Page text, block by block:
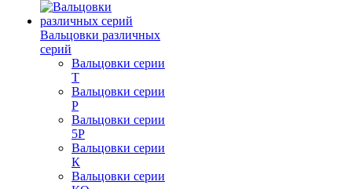
Вальцовки различных
серий
Вальцовки серии
Т
Вальцовки серии
Р
Вальцовки серии
5Р
Вальцовки серии
К
Вальцовки серии